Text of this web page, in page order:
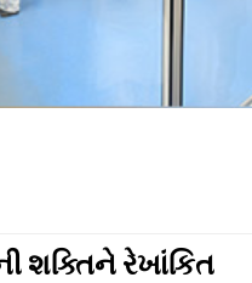
શક્તિને રેખાંકિત